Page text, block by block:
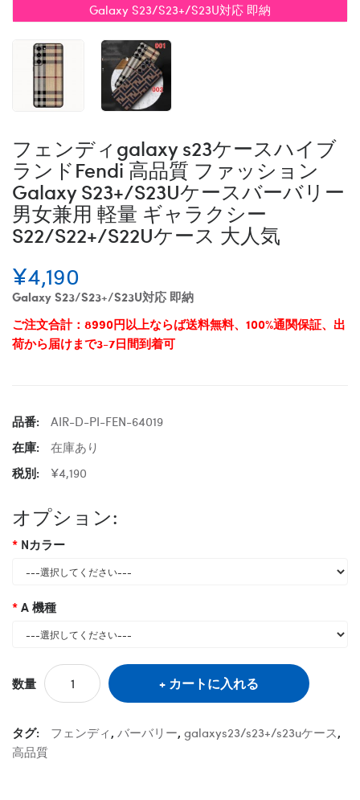
Galaxy S23/S23+/S23U対応 即納
フェンディgalaxy s23ケースハイブ
ランドFendi 高品質 ファッション
Galaxy S23+/S23Uケースバーバリー
男女兼用 軽量 ギャラクシー
S22/S22+/S22Uケース 大人気
¥4,190
Galaxy S23/S23+/S23U対応 即納
ご注文合計：8990円以上ならば送料無料、100%通関保証、出
荷から届けまで3-7日間到着可
品番:
AIR-D-PI-FEN-64019
在庫:
在庫あり
税別:
¥4,190
オプション:
Nカラー
A 機種
数量 カートに入れる
タグ: フェンディ, バーバリー, galaxys23/s23+/s23uケース,
高品質